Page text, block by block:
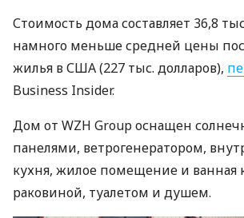
Стоимость дома составляет 36,8
намного меньше средней цены
жилья вСША(227 тыс. долларов),
Business Insider.
Дом от WZH Group оснащен
панелями, ветрогенератором,
кухня, жилое помещение и ванная
раковиной, туалетом и душем.